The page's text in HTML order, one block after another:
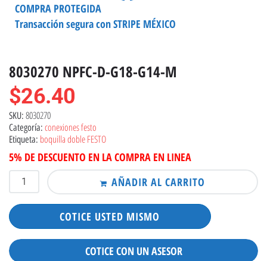
Transacción segura con STRIPE MÉXICO
COMPRA PROTEGIDA
8030270 NPFC-D-G18-G14-M
$26.40
SKU: 8030270
Categoría: conexiones festo
Etiqueta: boquilla doble FESTO
5% DE DESCUENTO EN LA COMPRA EN LINEA
AÑADIR AL CARRITO
COTICE USTED MISMO
COTICE CON UN ASESOR